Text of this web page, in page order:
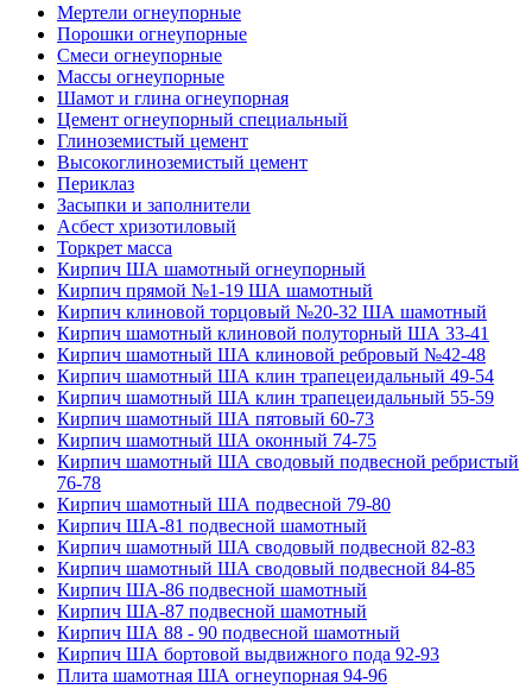
Мертели огнеупорные
Порошки огнеупорные
Смеси огнеупорные
Массы огнеупорные
Шамот и глина огнеупорная
Цемент огнеупорный специальный
Глиноземистый цемент
Высокоглиноземистый цемент
Периклаз
Засыпки и заполнители
Асбест хризотиловый
Торкрет масса
Кирпич ША шамотный огнеупорный
Кирпич прямой №1-19 ША шамотный
Кирпич клиновой торцовый №20-32 ША шамотный
Кирпич шамотный клиновой полуторный ША 33-41
Кирпич шамотный ША клиновой ребровый №42-48
Кирпич шамотный ША клин трапецеидальный 49-54
Кирпич шамотный ША клин трапецеидальный 55-59
Кирпич шамотный ША пятовый 60-73
Кирпич шамотный ША оконный 74-75
Кирпич шамотный ША сводовый подвесной ребристый
76-78
Кирпич шамотный ША подвесной 79-80
Кирпич ША-81 подвесной шамотный
Кирпич шамотный ША сводовый подвесной 82-83
Кирпич шамотный ША сводовый подвесной 84-85
Кирпич ША-86 подвесной шамотный
Кирпич ША-87 подвесной шамотный
Кирпич ША 88 - 90 подвесной шамотный
Кирпич ША бортовой выдвижного пода 92-93
Плита шамотная ША огнеупорная 94-96